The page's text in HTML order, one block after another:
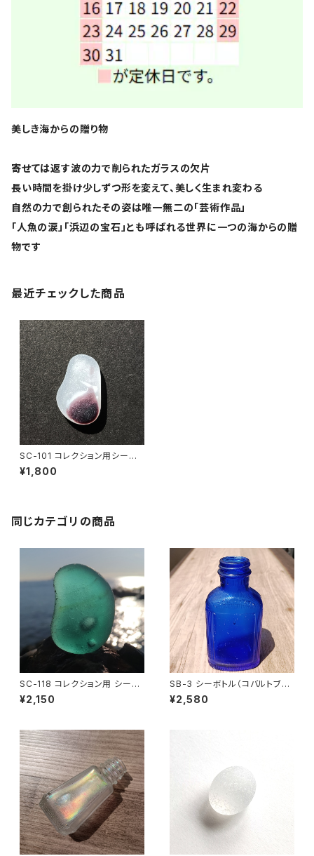
美しき海からの贈り物
寄せては返す波の力で削られたガラスの欠片
長い時間を掛け少しずつ形を変えて、美しく生まれ変わる
自然の力で創られたその姿は唯一無二の「芸術作品」
「人魚の涙」「浜辺の宝石」とも呼ばれる世界に一つの海からの贈
物です
最近チェックした商品
SC-101 コレクション用シーグ
ラス
¥1,800
同じカテゴリの商品
SC-118 コレクション用 シーグ
ラス（気泡入り）
¥2,150
SB-3 シーボトル（コバルトブル
ー）
¥2,580